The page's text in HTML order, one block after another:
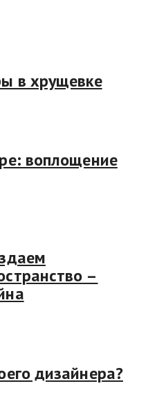
в хрущевке
воплощение
–
дизайнера?